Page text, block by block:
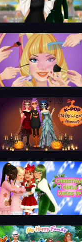
Valentine's Day Proposal
Extreme Makeover
K-Pop Halloween Dress Up
Christmas Girls Dress Up